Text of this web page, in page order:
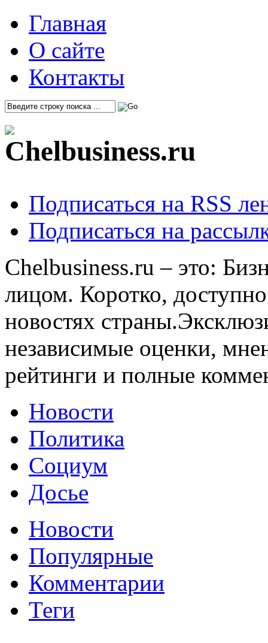
Главная
О сайте
Контакты
Подписаться на RSS
Подписаться на
Chelbusiness.ru – это:
лицом. Коротко,
новостях
независимые оценки,
рейтинги и полные
Новости
Политика
Социум
Досье
Новости
Популярные
Комментарии
Теги